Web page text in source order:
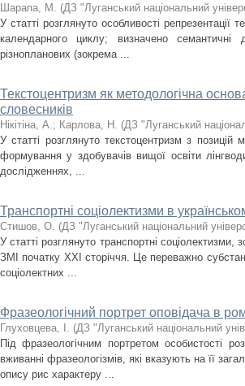
Шарапа, М. (ДЗ "Луганський національний
У статті розглянуто особливості
календарного циклу; визначено семантичні
різнопланових (зокрема ...
Текстоцентризм як методологічна
словесників
Нікітіна, А.; Карлова, Н. (ДЗ "Луганський
У статті розглянуто текстоцентризм з позицій
формування у здобувачів вищої освіти
дослідженнях, ...
Транспортні соціолектизми в
Стишов, О. (ДЗ "Луганський національний
У статті розглянуто транспортні
ЗМІ початку ХХІ сторіччя. Це переважно
соціолектних ...
Фразеологічний портрет оповідача в
Глуховцева, І. (ДЗ "Луганський національний
Під фразеологічним портретом особистості
вживанні фразеологізмів, які вказують на її
опису рис характеру ...